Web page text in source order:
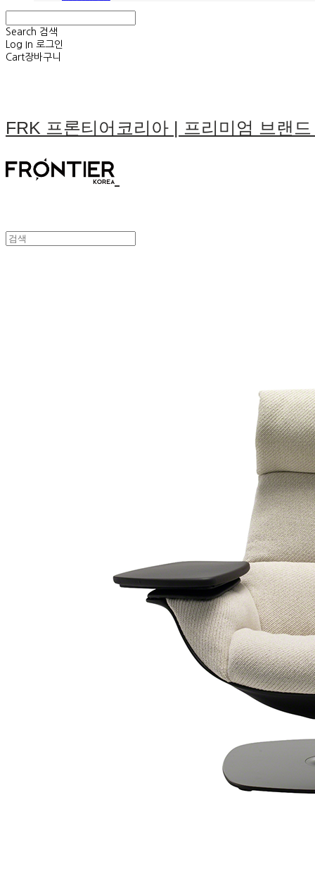
Search 검색
Log In 로그인
Cart장바구니
FRK 프론티어코리아 | 프리미엄 브랜